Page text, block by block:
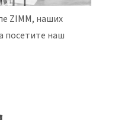
ZIMM, наших
посетите наш